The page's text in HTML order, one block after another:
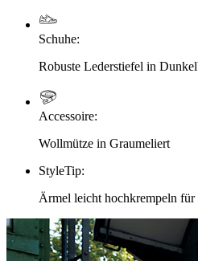
Schuhe:
Robuste Lederstiefel in
Accessoire:
Wollmütze in Graumeliert
StyleTip:
Ärmel leicht hochkrempeln